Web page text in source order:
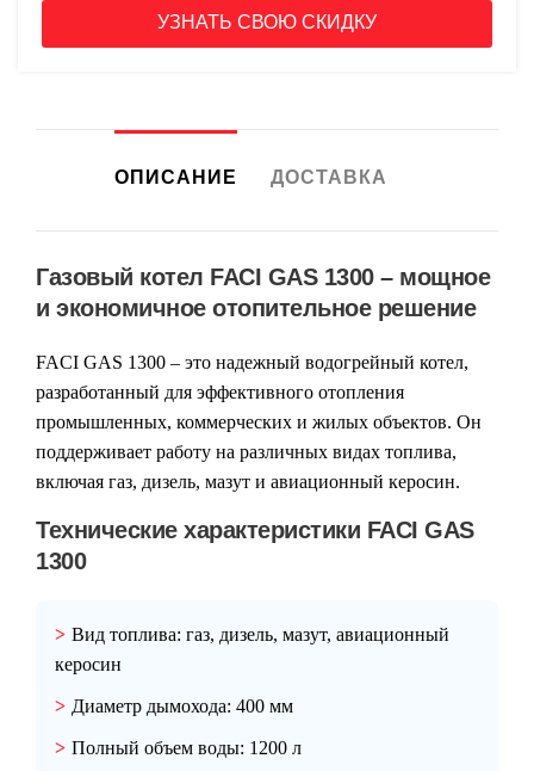
УЗНАТЬ СВОЮ СКИДКУ
ОПИСАНИЕ ДОСТАВКА
Газовый котел FACI GAS 1300 – мощное
и экономичное отопительное решение
FACI GAS 1300 – это надежный водогрейный котел,
разработанный для эффективного отопления
промышленных, коммерческих и жилых объектов. Он
поддерживает работу на различных видах топлива,
включая газ, дизель, мазут и авиационный керосин.
Технические характеристики FACI GAS
1300
Вид топлива: газ, дизель, мазут, авиационный
керосин
Диаметр дымохода: 400 мм
Полный объем воды: 1200 л